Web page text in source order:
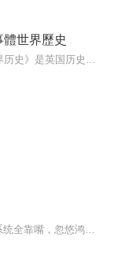
體世界歷史